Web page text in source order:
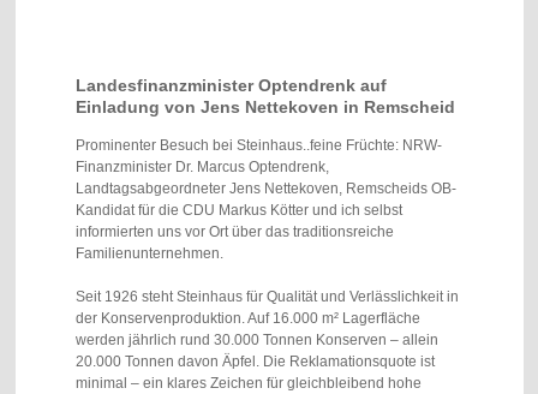
Landesfinanzminister Optendrenk auf
Einladung von Jens Nettekoven in Remscheid
Prominenter Besuch bei Steinhaus..feine Früchte: NRW-
Finanzminister Dr. Marcus Optendrenk,
Landtagsabgeordneter Jens Nettekoven, Remscheids OB-
Kandidat für die CDU Markus Kötter und ich selbst
informierten uns vor Ort über das traditionsreiche
Familienunternehmen.
Seit 1926 steht Steinhaus für Qualität und Verlässlichkeit in
der Konservenproduktion. Auf 16.000 m² Lagerfläche
werden jährlich rund 30.000 Tonnen Konserven – allein
20.000 Tonnen davon Äpfel. Die Reklamationsquote ist
minimal – ein klares Zeichen für gleichbleibend hohe